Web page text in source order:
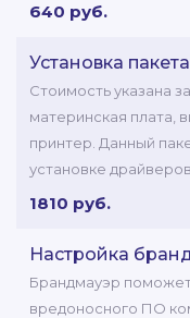
640 руб.
Установка
Стоимость указана
материнская плата,
принтер. Данный
установке драйверов
1810 руб.
Настройка
Брандмауэр
вредоносного ПО